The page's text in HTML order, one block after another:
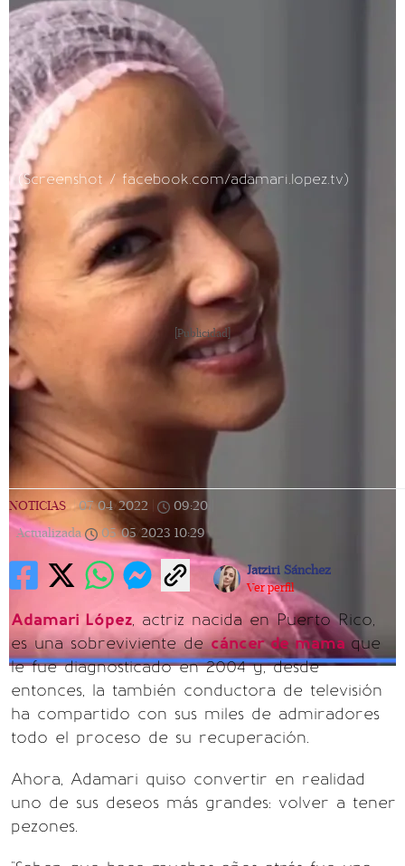
(Screenshot / facebook.com/adamari.lopez.tv)
[Publicidad]
NOTICIAS | 07/04/2022 09:20
Actualizada
05/05/2023 10:29
Jatziri Sánchez
Ver perfil
Adamari López, actriz nacida en Puerto Rico,
es una sobreviviente decáncer de mama que
le fue diagnosticado en 2004 y, desde
entonces, la también conductora de televisión
ha compartido con sus miles de admiradores
todo el proceso de su recuperación.
Ahora, Adamari quiso convertir en realidad
uno de sus deseos más grandes: volver a tener
pezones.